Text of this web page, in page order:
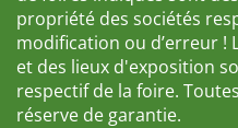
propriété des sociétés
modification ou d’erreur !
et des lieux d'exposition
respectif de la foire.
réserve de garantie.